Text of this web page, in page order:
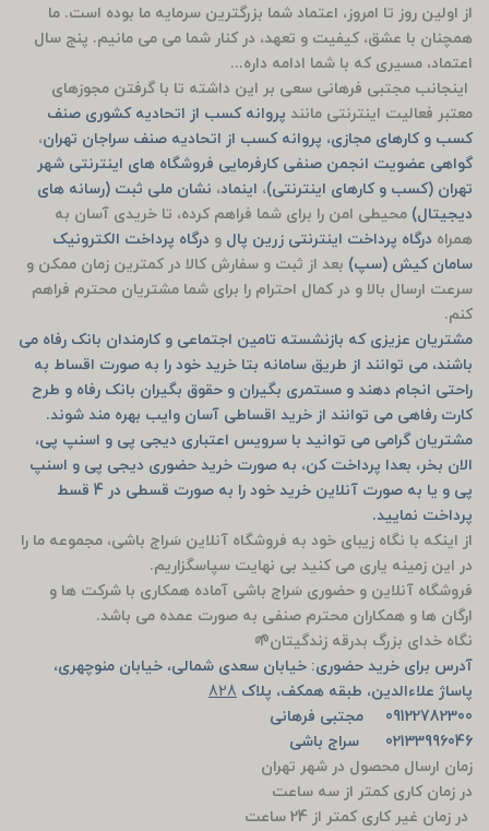
از اولین روز تا امروز، اعتماد شما بزرگترین سرمایه ما بوده است. ما
همچنان با عشق، کیفیت و تعهد، در کنار شما می می مانیم. پنج سال
اعتماد، مسیری که با شما ادامه داره...
اینجانب مجتبی فرهانی سعی بر این داشته تا با گرفتن مجوزهای
معتبر فعالیت اینترنتی مانند پروانه کسب از اتحادیه کشوری صنف
کسب و کارهای مجازی، پروانه کسب از اتحادیه صنف سراجان تهران،
گواهی عضویت انجمن صنفی کارفرمایی فروشگاه های اینترنتی شهر
تهران (کسب و کارهای اینترنتی)، اینماد، نشان ملی ثبت (رسانه های
دیجیتال) محیطی امن را برای شما فراهم کرده، تا خریدی آسان به
همراه درگاه پرداخت اینترنتی زرین پال و درگاه پرداخت الکترونیک
سامان کیش (سپ) بعد از ثبت و سفارش کالا در کمترین زمان ممکن و
سرعت ارسال بالا و در کمال احترام را برای شما مشتریان محترم فراهم
کنم.
مشتریان عزیزی که بازنشسته تامین اجتماعی و کارمندان بانک رفاه می
باشند، می توانند از طریق سامانه بتا خرید خود را به صورت اقساط به
راحتی انجام دهند و مستمری بگیران و حقوق بگیران بانک رفاه و طرح
کارت رفاهی می توانند از خرید اقساطی آسان وایب بهره مند شوند.
مشتریان گرامی می توانید با سرویس اعتباری دیجی پی و اسنپ پی،
الان بخر، بعدا پرداخت کن، به صورت خرید حضوری دیجی پی و اسنپ
پی و یا به صورت آنلاین خرید خود را به صورت قسطی در 4 قسط
پرداخت نمایید.
از اینکه با نگاه زیبای خود به فروشگاه آنلاین سَراج باشی، مجموعه ما را
در این زمینه یاری می کنید بی نهایت سپاسگزاریم.
فروشگاه آنلاین و حضوری سَراج باشی آماده همکاری با شرکت ها و
ارگان ها و همکاران محترم صنفی به صورت عمده می باشد.
نگاه خدای بزرگ بدرقه زندگیتان🌱
آدرس برای خرید حضوری: خیابان سعدی شمالی، خیابان منوچهری،
پاساژ علاءالدین، طبقه همکف، پلاک 828
09122782300 مجتبی فرهانی
02133996046 سراج باشی
زمان ارسال محصول در شهر تهران
در زمان کاری کمتر از سه ساعت
در زمان غیر کاری کمتر از 24 ساعت